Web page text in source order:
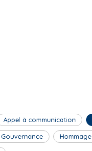
Appel à communication
Gouvernance Hommage